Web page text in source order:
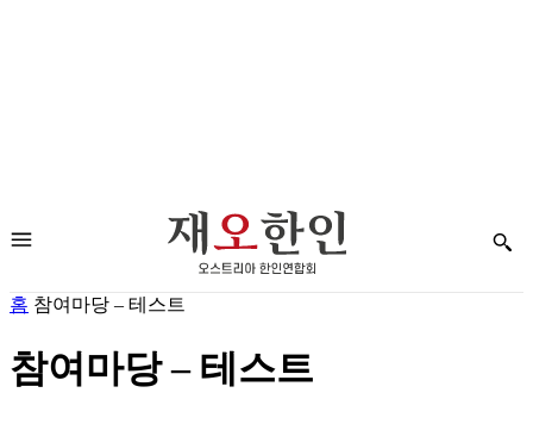
홈 참여마당 – 테스트
참여마당 – 테스트